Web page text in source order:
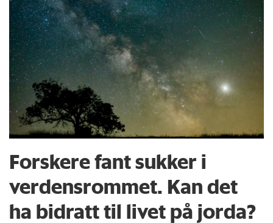
Forskere fant sukker i
verdensrommet. Kan det
ha bidratt til livet på jorda?